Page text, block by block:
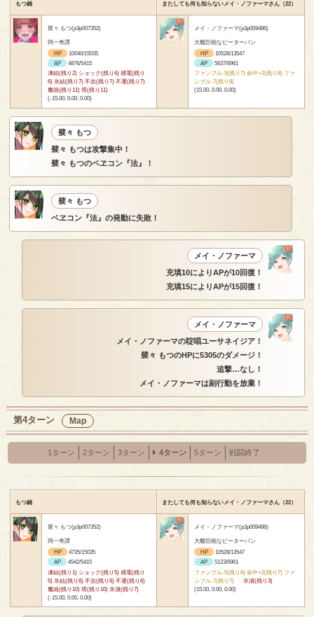
もつ鍋 またしても何も知らないメイ・ノファーマさん（22）
襞々 もつ(p3p007352)
同一奇譚
HP
10040/15035
AP
4876/5415
凍結(残り2) ショック(残り6) 感電(残り
6) 氷結(残り7) 不吉(残り7) 不運(残り7)
魔凶(残り11) 塔(残り11)
(-15.00, 0.00, 0.00)
メイ・ノファーマ(p3p009486)
大艦巨砲なピーターパン
HP
10528/13547
AP
5637/6961
ファンブル-5(残り7) 命中+2(残り8) ファ
ンブル-7(残り8)
(15.00, 0.00, 0.00)
襞々 もつ
襞々 もつは攻撃集中！
襞々 もつのベヱコン『法』！
襞々 もつ
ベヱコン『法』の発動に失敗！
メイ・ノファーマ
充填10によりAPが10回復！
充填15によりAPが15回復！
メイ・ノファーマ
メイ・ノファーマの聢唱ユーサネイジア！
襞々 もつのHPに5305のダメージ！
追撃…なし！
メイ・ノファーマは副行動を放棄！
第4ターン Map
1ターン 2ターン 3ターン 4ターン 5ターン 戦闘終了
もつ鍋 またしても何も知らないメイ・ノファーマさん（22）
襞々 もつ(p3p007352)
同一奇譚
HP
4735/15035
AP
4542/5415
凍結(残り1) ショック(残り5) 感電(残り
5) 氷結(残り6) 不吉(残り6) 不運(残り6)
魔凶(残り10) 塔(残り10) 氷漬(残り7)
(-15.00, 0.00, 0.00)
メイ・ノファーマ(p3p009486)
大艦巨砲なピーターパン
HP
10528/13547
AP
5123/6961
ファンブル-5(残り6) 命中+2(残り7) ファ
ンブル-7(残り7)
氷漬(残り3)
(15.00, 0.00, 0.00)